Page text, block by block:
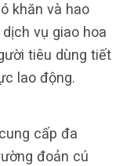
khăn và hao
vụ giao hoa
tiêu dùng tiết
lao động.
cấp đa
đoản cú